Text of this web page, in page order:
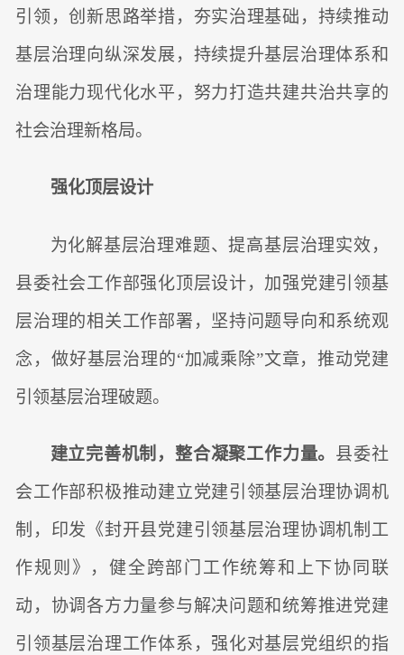
引领，创新思路举措，夯实治理基础，持续推动
基层治理向纵深发展，持续提升基层治理体系和
治理能力现代化水平，努力打造共建共治共享的
社会治理新格局。
强化顶层设计
为化解基层治理难题、提高基层治理实效，
县委社会工作部强化顶层设计，加强党建引领基
层治理的相关工作部署，坚持问题导向和系统观
念，做好基层治理的“加减乘除”文章，推动党建
引领基层治理破题。
建立完善机制，整合凝聚工作力量。 县委社
会工作部积极推动建立党建引领基层治理协调机
制，印发《封开县党建引领基层治理协调机制工
作规则》，健全跨部门工作统筹和上下协同联
动，协调各方力量参与解决问题和统筹推进党建
引领基层治理工作体系，强化对基层党组织的指